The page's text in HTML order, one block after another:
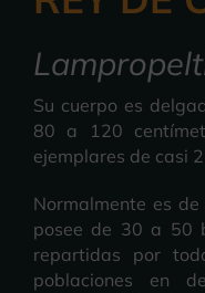
Su cuerpo es
80 a 120
ejemplares de casi
Normalmente es
posee de 30 a 50
repartidas por
poblaciones en